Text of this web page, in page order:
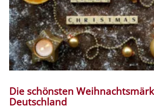
Die schönsten
Deutschland